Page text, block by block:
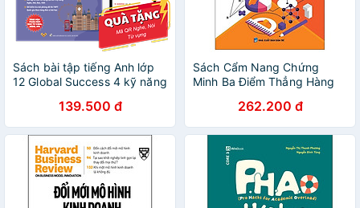
Sách bài tập tiếng Anh lớp
12 Global Success 4 kỹ năng
Vy Vivian139.500 đ
Sách Cẩm Nang Chứng
Minh Ba Điểm Thẳng Hàng
262.200 đ